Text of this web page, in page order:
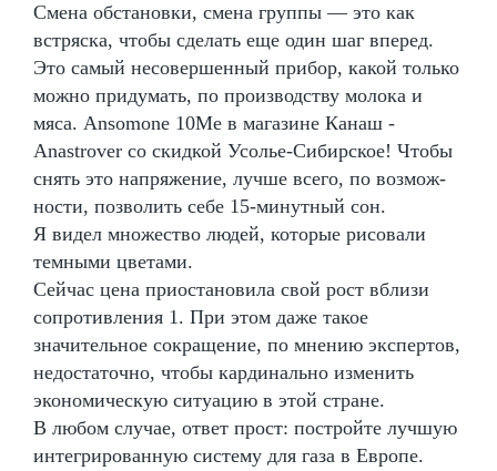
Смена обстановки, смена группы — это как
встряска, чтобы сделать еще один шаг вперед.
Это самый несовершенный прибор, какой только
можно придумать, по производству молока и
мяса. Ansomone 10Me в магазине Канаш -
Anastrover со скидкой Усолье-Сибирское! Чтобы
снять это напряжение, лучше всего, по возмож-
ности, позволить себе 15-минутный сон.
Я видел множество людей, которые рисовали
темными цветами.
Сейчас цена приостановила свой рост вблизи
сопротивления 1. При этом даже такое
значительное сокращение, по мнению экспертов,
недостаточно, чтобы кардинально изменить
экономическую ситуацию в этой стране.
В любом случае, ответ прост: постройте лучшую
интегрированную систему для газа в Европе.